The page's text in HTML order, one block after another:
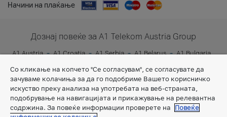
Начини на плаќање
Дознај повеќе за A1 Telekom Austria Group
A1 Austria A1 Croatia A1 Serbia A1 Belarus
A1 Bulgaria
Со кликање на копчето "Се согласувам", се согласувате да
зачуваме колачиња за да го подобриме Вашето корисничко
искуство преку анализа на употребата на веб-страната,
подобрување на навигацијата и прикажување на релевантна
содржина. За повеќе информации проверете на
Повеќе